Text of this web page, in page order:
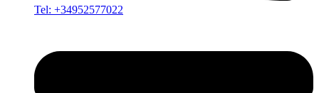
Tel: +34952577022